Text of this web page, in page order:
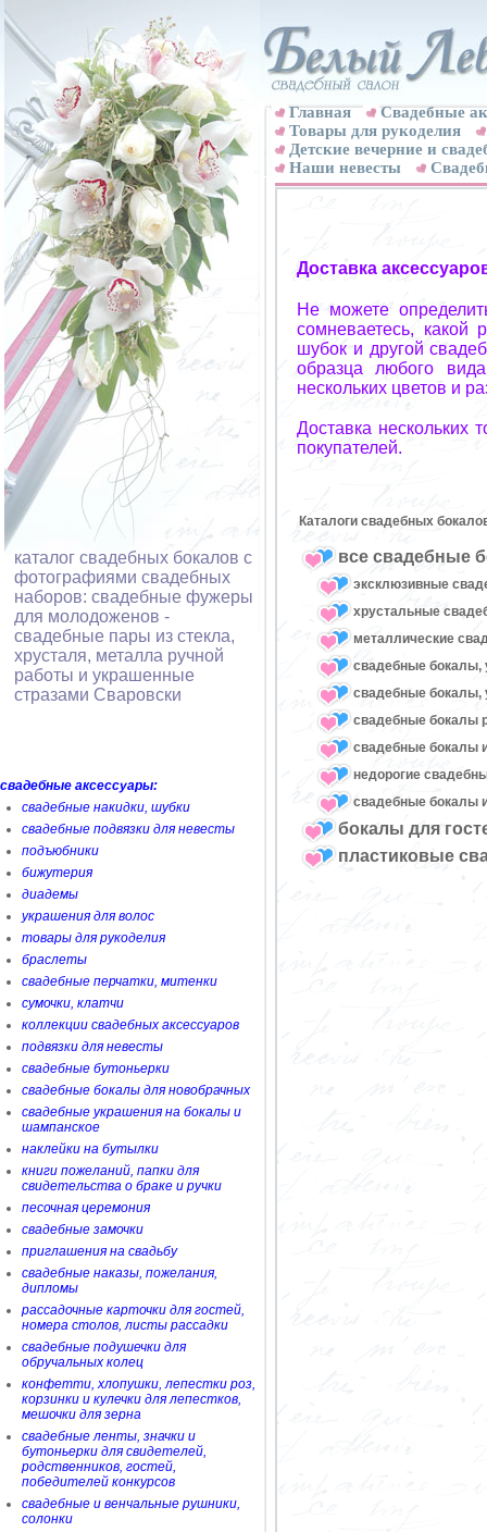
каталог свадебных бокалов с
фотографиями свадебных
наборов: свадебные фужеры
для молодоженов -
свадебные пары из стекла,
хрусталя, металла ручной
работы и украшенные
стразами Сваровски
свадебные аксессуары:
свадебные накидки, шубки
свадебные подвязки для невесты
подъюбники
бижутерия
диадемы
украшения для волос
товары для рукоделия
браслеты
свадебные перчатки, митенки
сумочки, клатчи
коллекции свадебных аксессуаров
подвязки для невесты
свадебные бутоньерки
свадебные бокалы для новобрачных
свадебные украшения на бокалы и
шампанское
наклейки на бутылки
книги пожеланий, папки для
свидетельства о браке и ручки
песочная церемония
свадебные замочки
приглашения на свадьбу
свадебные наказы, пожелания,
дипломы
рассадочные карточки для гостей,
номера столов, листы рассадки
свадебные подушечки для
обручальных колец
конфетти, хлопушки, лепестки роз,
корзинки и кулечки для лепестков,
мешочки для зерна
свадебные ленты, значки и
бутоньерки для свидетелей,
родственников, гостей,
победителей конкурсов
свадебные и венчальные рушники,
солонки
Главная
Свадебные
Товары для рукоделия
Детские вечерние и
Наши невесты
Доставка
Не можете
сомневаетесь, какой
шубок и другой
образца любого
нескольких цветов и
Доставка нескольких
покупателей.
Каталоги свадебных
все свадебные
эксклюзивные
хрустальные
металлические
свадебные бокалы,
свадебные бокалы,
свадебные бокалы
свадебные бокалы
недорогие
свадебные бокалы
бокалы для
пластиковые